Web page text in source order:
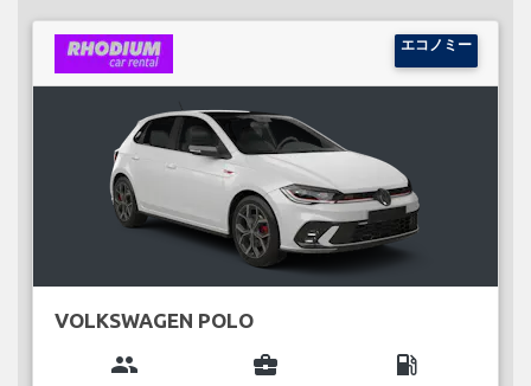
エコノミー
VOLKSWAGEN POLO
group business_center local_gas_station